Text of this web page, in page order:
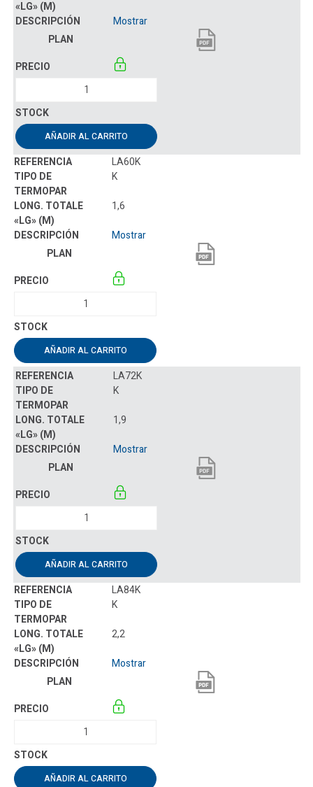
Mostrar
AÑADIR AL CARRITO
LA60K
K
1,6
Mostrar
AÑADIR AL CARRITO
LA72K
K
1,9
Mostrar
AÑADIR AL CARRITO
LA84K
K
2,2
Mostrar
AÑADIR AL CARRITO